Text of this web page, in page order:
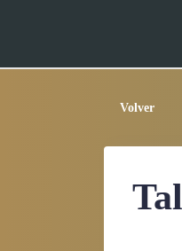
Volver